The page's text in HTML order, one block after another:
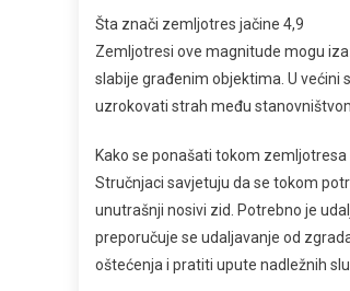
Šta znači zemljotres jačine 4,9
Zemljotresi ove magnitude mogu
slabije građenim objektima. U većini
uzrokovati strah među
Kako se ponašati tokom zemljotresa
Stručnjaci savjetuju da se tokom
unutrašnji nosivi zid. Potrebno je
preporučuje se udaljavanje od
oštećenja i pratiti upute nadležnih